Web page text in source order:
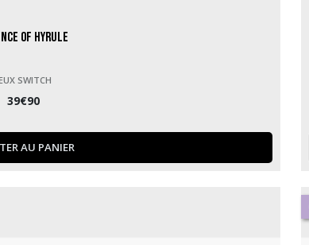
of Hyrule
SWITCH
39€90
AU PANIER